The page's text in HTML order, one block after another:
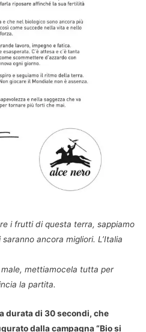
i frutti di questa terra, sappiamo
ancora migliori. L’Italia
mettiamocela tutta per
la partita.
durata di 30 secondi, che
dalla campagna “Bio si